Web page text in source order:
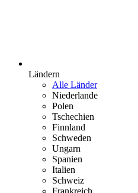
Ländern
Alle Länder
Niederlande
Polen
Tschechien
Finnland
Schweden
Ungarn
Spanien
Italien
Schweiz
Frankreich